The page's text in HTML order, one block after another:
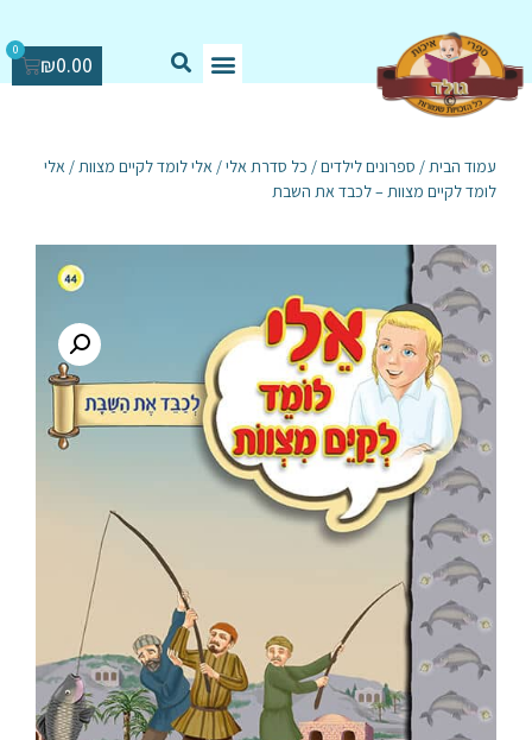
₪0.00
0
עמוד הבית/ ספרונים לילדים/ כל סדרת אלי/ אלי לומד לקיים מצוות/ אלי
לומד לקיים מצוות – לכבד את השבת